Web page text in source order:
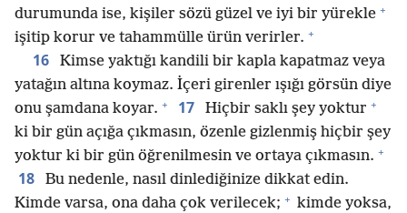
durumunda ise, kişiler sözü güzel ve iyi bir yürekle +
işitip korur ve tahammülle ürün verirler. +
16
Kimse yaktığı kandili bir kapla kapatmaz veya
yatağın altına koymaz. İçeri girenler ışığı görsün diye
onu şamdana koyar. + 17 Hiçbir saklı şey yoktur +
ki bir gün açığa çıkmasın, özenle gizlenmiş hiçbir şey
yoktur ki bir gün öğrenilmesin ve ortaya çıkmasın. +
18
Bu nedenle, nasıl dinlediğinize dikkat edin.
Kimde varsa, ona daha çok verilecek; + kimde yoksa,